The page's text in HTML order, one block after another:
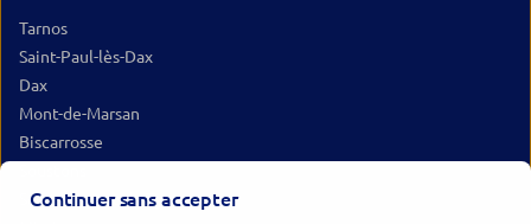
Tarnos
Saint-Paul-lès-Dax
Dax
Mont-de-Marsan
Biscarrosse
Saint-Vincent-de-Tyrosse
Continuer sans accepter